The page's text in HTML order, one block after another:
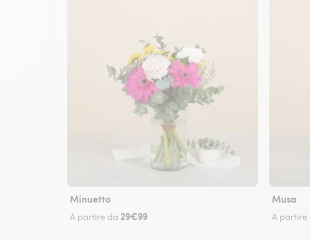
Minuetto
A partire da 29€99
Musa
A